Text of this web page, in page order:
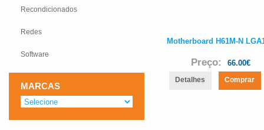
Motherboard H61M-N
Preço: 66.00€
Detalhes Comprar
Recondicionados
Redes
Software
MARCAS